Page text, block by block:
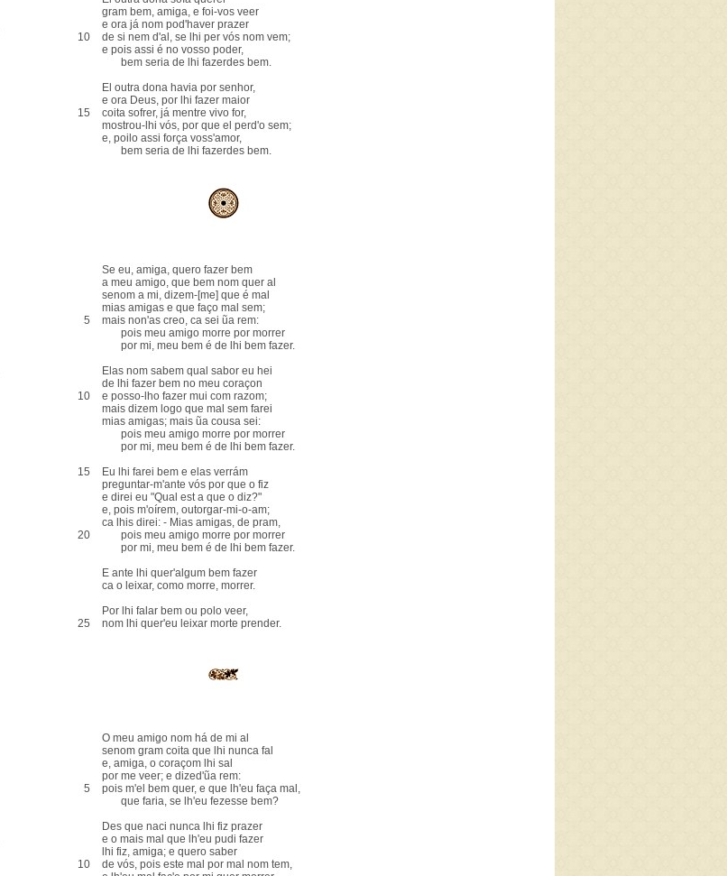
gram bem, amiga, e foi-vos veer
e ora já nom pod'haver prazer
10
de si nem d'al, se lhi per vós nom vem;
e pois assi é no vosso poder,
bem seria de lhi fazerdes bem.
El outra dona havia por senhor,
e ora Deus, por lhi fazer maior
15
coita sofrer, já mentre vivo for,
mostrou-lhi vós, por que el perd'o sem;
e, poilo assi força voss'amor,
bem seria de lhi fazerdes bem.
Se eu, amiga, quero fazer bem
a meu amigo, que bem nom quer al
senom a mi, dizem-[me] que é mal
mias amigas e que faço mal sem;
5
mais non'as creo, ca sei ũa rem:
pois meu amigo morre por morrer
por mi, meu bem é de lhi bem fazer.
Elas nom sabem qual sabor eu hei
de lhi fazer bem no meu coraçon
10
e posso-lho fazer mui com razom;
mais dizem logo que mal sem farei
mias amigas; mais ũa cousa sei:
pois meu amigo morre por morrer
por mi, meu bem é de lhi bem fazer.
15
Eu lhi farei bem e elas verrám
preguntar-m'ante vós por que o fiz
e direi eu "Qual est a que o diz?"
e, pois m'oírem, outorgar-mi-o-am;
ca lhis direi: - Mias amigas, de pram,
20
pois meu amigo morre por morrer
por mi, meu bem é de lhi bem fazer.
E ante lhi quer'algum bem fazer
ca o leixar, como morre, morrer.
Por lhi falar bem ou polo veer,
25
nom lhi quer'eu leixar morte prender.
O meu amigo nom há de mi al
senom gram coita que lhi nunca fal
e, amiga, o coraçom lhi sal
por me veer; e dized'ũa rem:
5
pois m'el bem quer, e que lh'eu faça mal,
que faria, se lh'eu fezesse bem?
Des que naci nunca lhi fiz prazer
e o mais mal que lh'eu pudi fazer
lhi fiz, amiga; e quero saber
10
de vós, pois este mal por mal nom tem,